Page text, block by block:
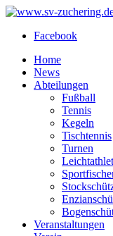
Facebook
Home
News
Abteilungen
Fußball
Tennis
Kegeln
Tischtennis
Turnen
Veranstaltungen